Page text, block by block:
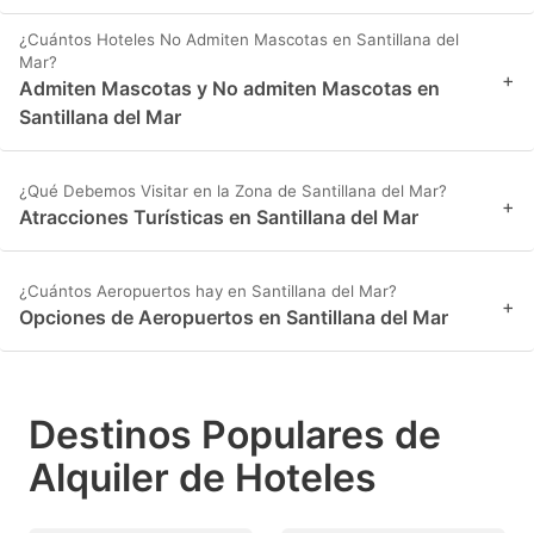
¿Cuántos Hoteles No Admiten Mascotas en Santillana del
Mar?
Admiten Mascotas y No admiten Mascotas en
Santillana del Mar
+
¿Qué Debemos Visitar en la Zona de Santillana del Mar?
Atracciones Turísticas en Santillana del Mar +
¿Cuántos Aeropuertos hay en Santillana del Mar?
Opciones de Aeropuertos en Santillana del Mar +
Destinos Populares de
Alquiler de Hoteles